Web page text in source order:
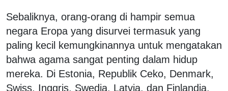
Sebaliknya, orang-orang di hampir semua
negara Eropa yang disurvei termasuk yang
paling kecil kemungkinannya untuk mengatakan
bahwa agama sangat penting dalam hidup
mereka. Di Estonia, Republik Ceko, Denmark,
Swiss, Inggris, Swedia, Latvia, dan Finlandia,